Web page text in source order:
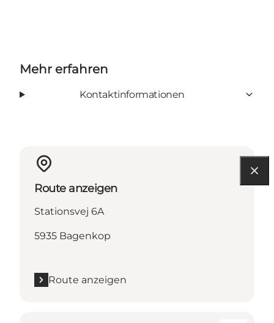
Mehr erfahren
Kontaktinformationen
Route anzeigen
Stationsvej 6A
5935 Bagenkop
Route anzeigen